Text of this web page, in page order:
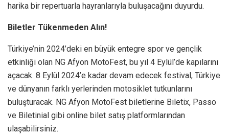
harika bir repertuarla hayranlarıyla buluşacağını duyurdu.
Biletler Tükenmeden Alın!
Türkiye’nin 2024’deki en büyük entegre spor ve gençlik
etkinliği olan NG Afyon MotoFest, bu yıl 4 Eylül’de kapılarını
açacak. 8 Eylül 2024’e kadar devam edecek festival, Türkiye
ve dünyanın farklı yerlerinden motosiklet tutkunlarını
buluşturacak. NG Afyon MotoFest biletlerine Biletix, Passo
ve Biletinial gibi online bilet satış platformlarından
ulaşabilirsiniz.